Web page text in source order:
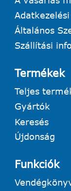
Általános
Szállítási
Termékek
Teljes
Gyártók
Keresés
Újdonság
Funkciók